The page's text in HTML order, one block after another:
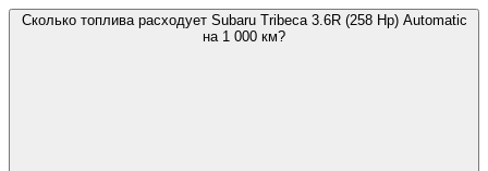
Сколько топлива расходует Subaru Tribeca 3.6R (258 Hp) Automatic
на 1 000 км?